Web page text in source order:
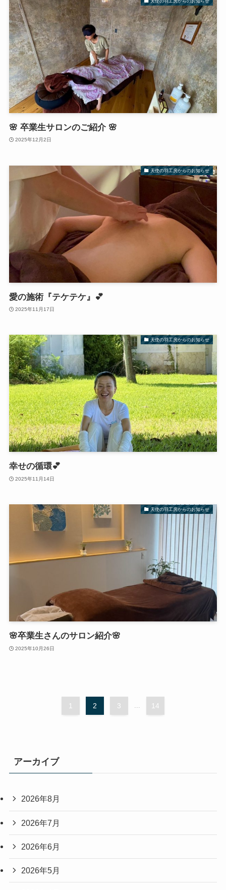
🌸 卒業生サロンのご紹介 🌸
2025年12月2日
天使の羽工房からのお知らせ
愛の施術『テケテケ』💕
2025年11月17日
天使の羽工房からのお知らせ
幸せの循環💕
2025年11月14日
天使の羽工房からのお知らせ
🌸卒業生さんのサロン紹介🌸
2025年10月26日
1 2 3 ... 14
アーカイブ
2026年8月
2026年7月
2026年6月
2026年5月